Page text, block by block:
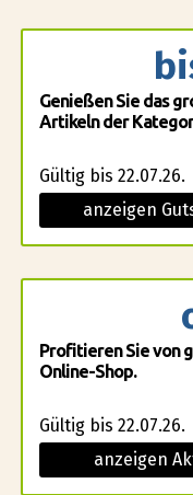
Genießen Sie das
Artikeln der
Gültig bis 22.07.26.
anzeigen
Profitieren Sie von
Online-Shop.
Gültig bis 22.07.26.
anzeigen